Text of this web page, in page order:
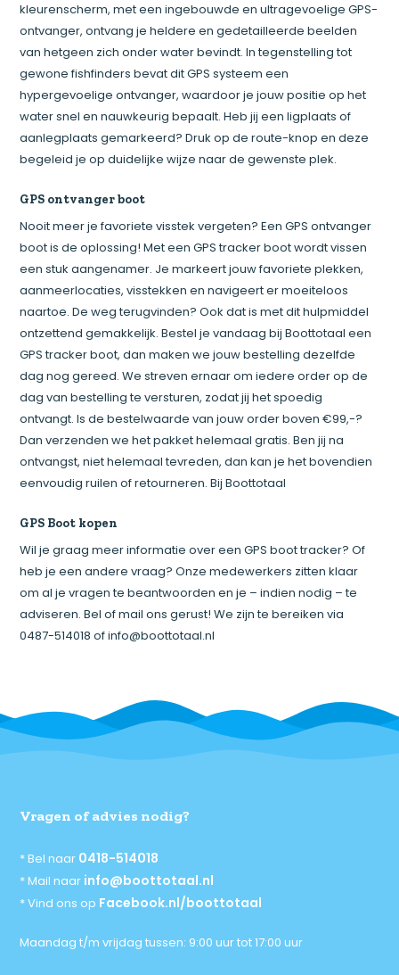
kleurenscherm, met een ingebouwde en ultragevoelige GPS-
ontvanger, ontvang je heldere en gedetailleerde beelden
van hetgeen zich onder water bevindt. In tegenstelling tot
gewone fishfinders bevat dit GPS systeem een
hypergevoelige ontvanger, waardoor je jouw positie op het
water snel en nauwkeurig bepaalt. Heb jij een ligplaats of
aanlegplaats gemarkeerd? Druk op de route-knop en deze
begeleid je op duidelijke wijze naar de gewenste plek.
GPS ontvanger boot
Nooit meer je favoriete visstek vergeten? Een GPS ontvanger
boot is de oplossing! Met een GPS tracker boot wordt vissen
een stuk aangenamer. Je markeert jouw favoriete plekken,
aanmeerlocaties, visstekken en navigeert er moeiteloos
naartoe. De weg terugvinden? Ook dat is met dit hulpmiddel
ontzettend gemakkelijk. Bestel je vandaag bij Boottotaal een
GPS tracker boot, dan maken we jouw bestelling dezelfde
dag nog gereed. We streven ernaar om iedere order op de
dag van bestelling te versturen, zodat jij het spoedig
ontvangt. Is de bestelwaarde van jouw order boven €99,-?
Dan verzenden we het pakket helemaal gratis. Ben jij na
ontvangst, niet helemaal tevreden, dan kan je het bovendien
eenvoudig ruilen of retourneren. Bij Boottotaal
GPS Boot kopen
Wil je graag meer informatie over een GPS boot tracker? Of
heb je een andere vraag? Onze medewerkers zitten klaar
om al je vragen te beantwoorden en je – indien nodig – te
adviseren. Bel of mail ons gerust! We zijn te bereiken via
0487-514018 ofinfo@boottotaal.nl
Vragen of advies nodig?
* Bel naar 0418-514018
* Mail naar info@boottotaal.nl
* Vind ons op Facebook.nl/boottotaal
Maandag t/m vrijdag tussen: 9:00 uur tot 17:00 uur